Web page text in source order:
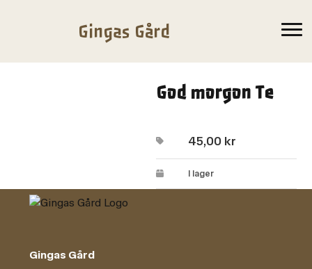
Gingas Gård
God morgon Te
45,00 kr
I lager
Gingas Gård